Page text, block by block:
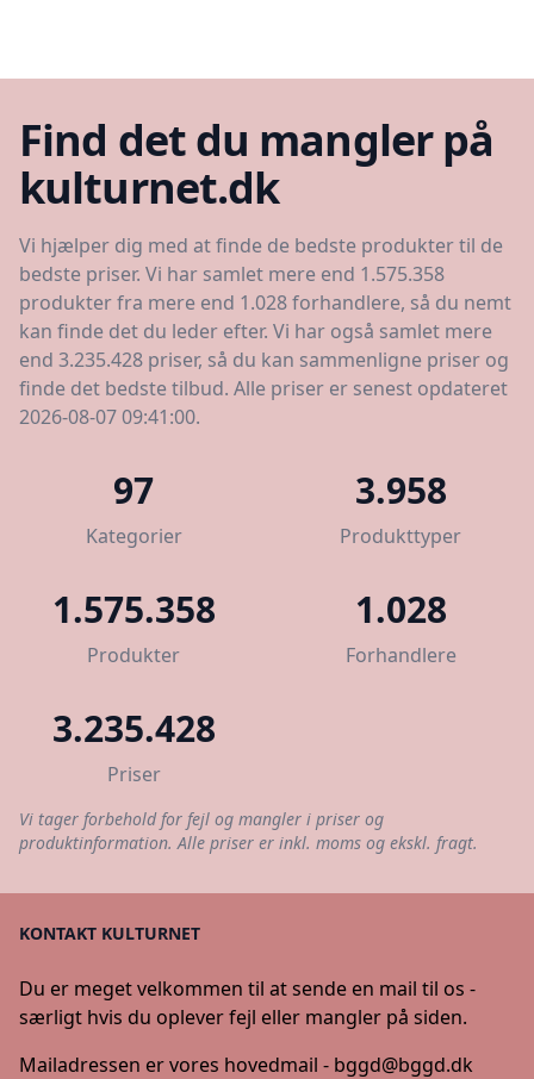
Find det du mangler på
kulturnet.dk
Vi hjælper dig med at finde de bedste produkter til de
bedste priser. Vi har samlet mere end 1.575.358
produkter fra mere end 1.028 forhandlere, så du nemt
kan finde det du leder efter. Vi har også samlet mere
end 3.235.428 priser, så du kan sammenligne priser og
finde det bedste tilbud. Alle priser er senest opdateret
2026-08-07 09:41:00.
97
Kategorier
3.958
Produkttyper
1.575.358
Produkter
1.028
Forhandlere
3.235.428
Priser
Vi tager forbehold for fejl og mangler i priser og
produktinformation. Alle priser er inkl. moms og ekskl. fragt.
KONTAKT KULTURNET
Du er meget velkommen til at sende en mail til os -
særligt hvis du oplever fejl eller mangler på siden.
Mailadressen er vores hovedmail - bggd@bggd.dk